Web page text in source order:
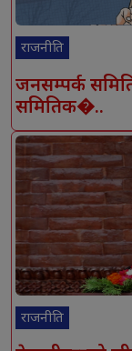
राजनीति
जनसम्पर्क
समितिक�..
राजनीति